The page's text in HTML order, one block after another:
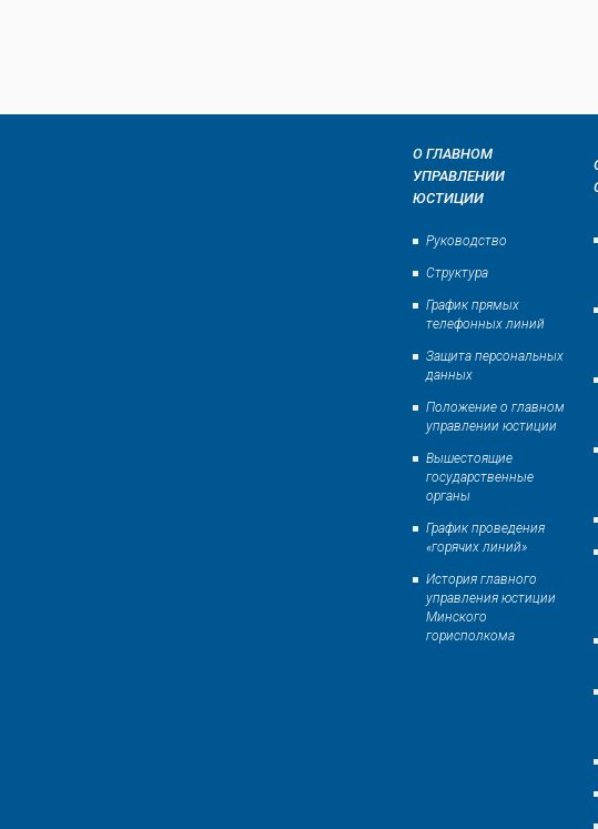
О ГЛАВНОМ
УПРАВЛЕНИИ
ЮСТИЦИИ
Руководство
Структура
График прямых
телефонных линий
Защита персональных
данных
Положение о главном
управлении юстиции
Вышестоящие
государственные
органы
График проведения
«горячих линий»
История главного
управления юстиции
Минского
горисполкома